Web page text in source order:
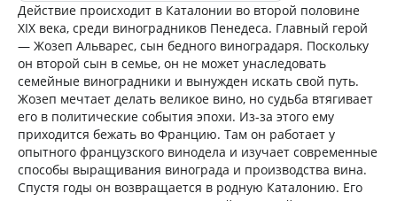
Действие происходит в Каталонии во второй половине
XIX века, среди виноградников Пенедеса. Главный герой
— Жозеп Альварес, сын бедного виноградаря. Поскольку
он второй сын в семье, он не может унаследовать
семейные виноградники и вынужден искать свой путь.
Жозеп мечтает делать великое вино, но судьба втягивает
его в политические события эпохи. Из-за этого ему
приходится бежать во Францию. Там он работает у
опытного французского винодела и изучает современные
способы выращивания винограда и производства вина.
Спустя годы он возвращается в родную Каталонию. Его